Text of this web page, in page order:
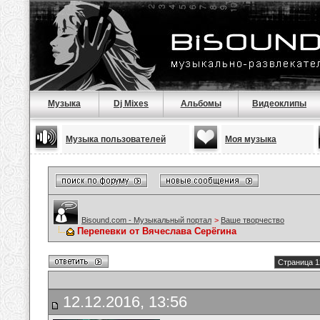
Музыка Dj Mixes Альбомы Видеоклипы
Музыка пользователей Моя музыка
Bisound.com - Музыкальный портал > Ваше творчество
Перепевки от Вячеслава Серёгина
Страница
12.12.2016, 13:56